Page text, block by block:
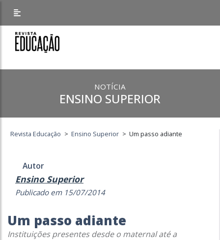
NOTÍCIA
ENSINO SUPERIOR
Revista Educação > Ensino Superior > Um passo adiante
Autor
Ensino Superior
Publicado em 15/07/2014
Um passo adiante
Instituições presentes desde o maternal até a